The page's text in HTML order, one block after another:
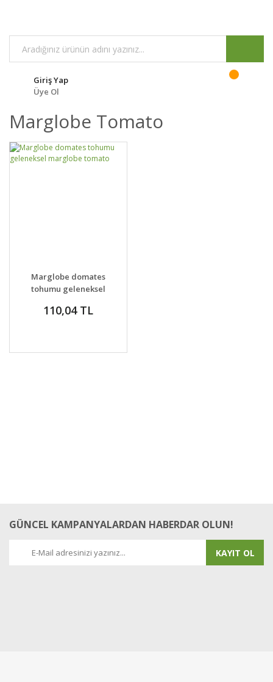
Giriş Yap
Üye Ol
Marglobe Tomato
DETAYLAR SEPETE EKLE
Marglobe domates
tohumu geleneksel
110,04 TL
GÜNCEL KAMPANYALARDAN HABERDAR OLUN!
KAYIT OL